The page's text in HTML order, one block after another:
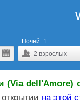
2 взрослых
Ночей: 1
dell'Amore)
на этой